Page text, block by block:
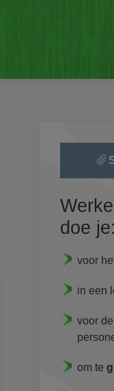
doe je:
voor
in een
voor de
om te